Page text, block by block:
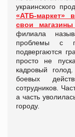
украинского
«АТБ-маркет»
свои
филиала
проблемы с
подвергаются
просто не
кадровый
боевых
сотрудников.
а часть
городу.